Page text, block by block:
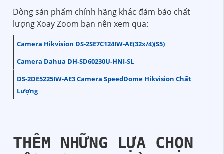
Dòng sản phẩm chính hãng khác đảm bảo chất
lượng Xoay Zoom bạn nên xem qua:
Camera Hikvision DS-2SE7C124IW-AE(32x/4)(S5)
Camera Dahua DH-SD60230U-HNI-SL
DS-2DE5225IW-AE3 Camera SpeedDome Hikvision Chất
Lượng
THÊM NHỮNG LỰA CHỌN